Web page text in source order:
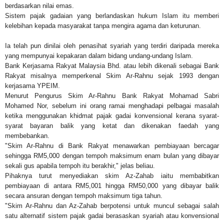
berdasarkan nilai emas.
Sistem pajak gadaian yang berlandaskan hukum Islam itu memberi
kelebihan kepada masyarakat tanpa mengira agama dan keturunan.
Ia telah pun dinilai oleh penasihat syariah yang terdiri daripada mereka
yang mempunyai kepakaran dalam bidang undang-undang Islam.
Bank Kerjasama Rakyat Malaysia Bhd. atau lebih dikenali sebagai Bank
Rakyat misalnya memperkenal Skim Ar-Rahnu sejak 1993 dengan
kerjasama YPEIM.
Menurut Pengurus Skim Ar-Rahnu Bank Rakyat Mohamad Sabri
Mohamed Nor, sebelum ini orang ramai menghadapi pelbagai masalah
ketika menggunakan khidmat pajak gadai konvensional kerana syarat-
syarat bayaran balik yang ketat dan dikenakan faedah yang
membebankan.
"Skim Ar-Rahnu di Bank Rakyat menawarkan pembiayaan bercagar
sehingga RM5,000 dengan tempoh maksimum enam bulan yang dibayar
sekali gus apabila tempoh itu berakhir," jelas beliau.
Pihaknya turut menyediakan skim Az-Zahab iaitu membabitkan
pembiayaan di antara RM5,001 hingga RM50,000 yang dibayar balik
secara ansuran dengan tempoh maksimum tiga tahun.
"Skim Ar-Rahnu dan Az-Zahab berpotensi untuk muncul sebagai salah
satu alternatif sistem pajak gadai berasaskan syariah atau konvensional